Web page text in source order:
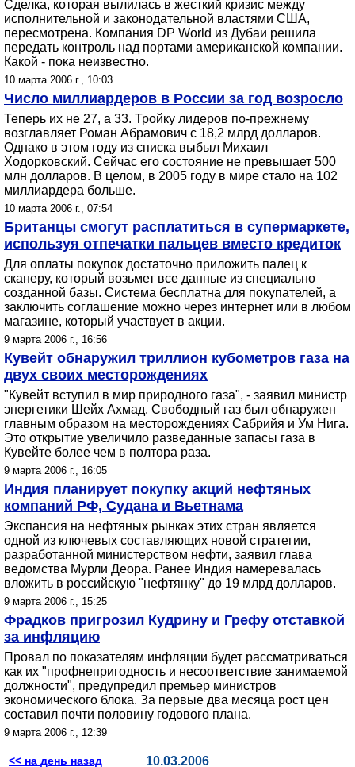
Сделка, которая вылилась в жесткий кризис между
исполнительной и законодательной властями США,
пересмотрена. Компания DP World из Дубаи решила
передать контроль над портами американской компании.
Какой - пока неизвестно.
10 марта 2006 г., 10:03
Число миллиардеров в России за год возросло
Теперь их не 27, а 33. Тройку лидеров по-прежнему
возглавляет Роман Абрамович с 18,2 млрд долларов.
Однако в этом году из списка выбыл Михаил
Ходорковский. Сейчас его состояние не превышает 500
млн долларов. В целом, в 2005 году в мире стало на 102
миллиардера больше.
10 марта 2006 г., 07:54
Британцы смогут расплатиться в супермаркете,
используя отпечатки пальцев вместо кредиток
Для оплаты покупок достаточно приложить палец к
сканеру, который возьмет все данные из специально
созданной базы. Система бесплатна для покупателей, а
заключить соглашение можно через интернет или в любом
магазине, который участвует в акции.
9 марта 2006 г., 16:56
Кувейт обнаружил триллион кубометров газа на
двух своих месторождениях
"Кувейт вступил в мир природного газа", - заявил министр
энергетики Шейх Ахмад. Свободный газ был обнаружен
главным образом на месторождениях Сабрийя и Ум Нига.
Это открытие увеличило разведанные запасы газа в
Кувейте более чем в полтора раза.
9 марта 2006 г., 16:05
Индия планирует покупку акций нефтяных
компаний РФ, Судана и Вьетнама
Экспансия на нефтяных рынках этих стран является
одной из ключевых составляющих новой стратегии,
разработанной министерством нефти, заявил глава
ведомства Мурли Деора. Ранее Индия намеревалась
вложить в российскую "нефтянку" до 19 млрд долларов.
9 марта 2006 г., 15:25
Фрадков пригрозил Кудрину и Грефу отставкой
за инфляцию
Провал по показателям инфляции будет рассматриваться
как их "профнепригодность и несоответствие занимаемой
должности", предупредил премьер министров
экономического блока. За первые два месяца рост цен
составил почти половину годового плана.
9 марта 2006 г., 12:39
<< на день назад 10.03.2006